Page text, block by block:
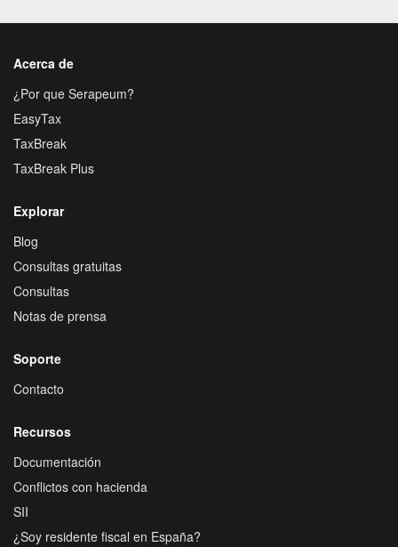
Acerca de
¿Por que Serapeum?
EasyTax
TaxBreak
TaxBreak Plus
Explorar
Blog
Consultas gratuitas
Consultas
Notas de prensa
Soporte
Contacto
Recursos
Documentación
Conflictos con hacienda
SII
¿Soy residente fiscal en España?